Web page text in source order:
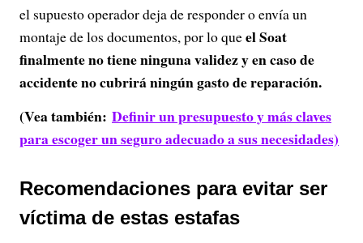
el supuesto operador deja de responder o envía un
montaje de los documentos, por lo queel Soat
finalmente no tiene ninguna validezy en caso de
accidente no cubrirá ningún gasto de reparación.
(Vea también: Definir un presupuesto y más claves
para escoger un seguro adecuado a sus necesidades)
Recomendaciones para evitar ser
víctima de estas estafas